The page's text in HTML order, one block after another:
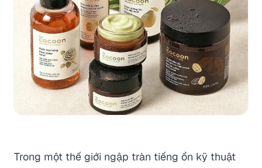
Trong một thế giới ngập tràn tiếng ồn kỹ thuật